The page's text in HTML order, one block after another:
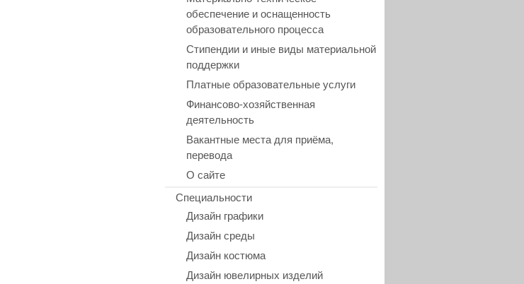
обеспечение и оснащенность
образовательного процесса
Стипендии и иные виды материальной
поддержки
Платные образовательные услуги
Финансово-хозяйственная
деятельность
Вакантные места для приёма,
перевода
О сайте
Специальности
Дизайн графики
Дизайн среды
Дизайн костюма
Дизайн ювелирных изделий